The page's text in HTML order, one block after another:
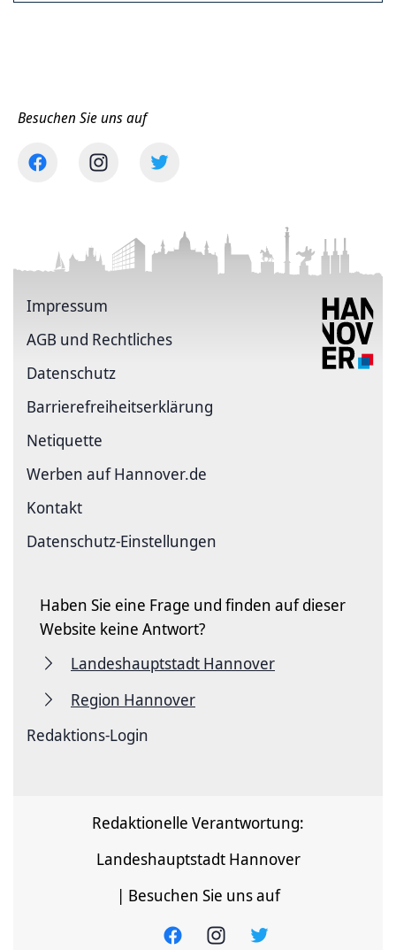
Besuchen Sie uns auf
Impressum
AGB und Rechtliches
Datenschutz
Barriere­freiheits­erklärung
Netiquette
Werben auf Hannover.de
Kontakt
Datenschutz-Einstellungen
Haben Sie eine Frage und finden auf dieser
Website keine Antwort?
Landeshauptstadt Hannover
Region Hannover
Redaktions-Login
Redaktionelle Verantwortung:
Landeshauptstadt Hannover
| Besuchen Sie uns auf